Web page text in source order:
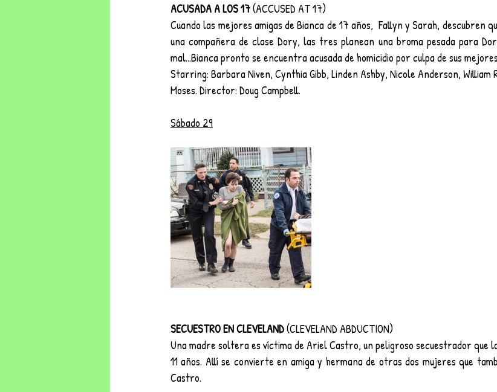
ACUSADA A LOS 17 (ACCUSED AT 17)
Cuando las mejores amigas de Bianca de 17 años,  Fallyn y Sarah, descubren
una compañera de clase Dory, las tres planean una broma pesada para
mal...Bianca pronto se encuentra acusada de homicidio por culpa de sus
Starring: Barbara Niven, Cynthia Gibb, Linden Ashby, Nicole Anderson, William
Moses. Director: Doug Campbell.
Sábado 29
SECUESTRO EN CLEVELAND (CLEVELAND ABDUCTION)
Una madre soltera es víctima de Ariel Castro, un peligroso secuestrador que
11 años. Allí se convierte en amiga y hermana de otras dos mujeres que
Castro.